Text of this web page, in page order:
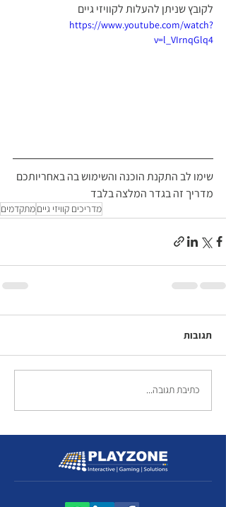
לקובץ שניתן להעלות לקוויזי גיים
https://www.youtube.com/watch?
v=l_VIrnqGlq4
שימו לב התקנת הוכנה והשימוש בה באחריותכם
מדריך זה בגדר המלצה בלבד
מדריכים קוויזי גייםמתקדמים
תגובות
כתיבת תגובה...